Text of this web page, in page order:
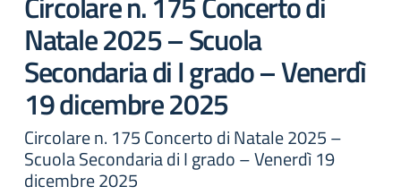
Natale 2025 – Scuola
Secondaria di I grado – Venerdì
19 dicembre 2025
Circolare n. 175 Concerto di Natale 2025 –
Scuola Secondaria di I grado – Venerdì 19
dicembre 2025